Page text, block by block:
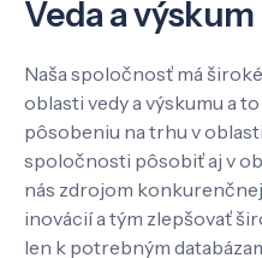
O
SK
Veda a výskum
Naša spoločnosť má
oblasti vedy a výskumu a
pôsobeniu na trhu v
spoločnosti pôsobiť aj v
nás zdrojom
inovácií a tým zlepšovať
len k potrebným